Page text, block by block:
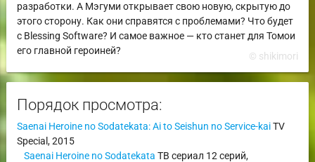
разработки. А Мэгуми открывает свою новую, скрытую до
этого сторону. Как они справятся с проблемами? Что будет
с Blessing Software? И самое важное — кто станет для Томои
его главной героиней?
© shikimori
Порядок просмотра:
Saenai Heroine no Sodatekata: Ai to Seishun no Service-kaiTV
Special ,2015
Saenai Heroine no Sodatekata ТВ сериал 12 серий,